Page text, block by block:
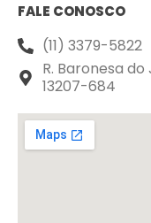
FALE CONOSCO
(11) 3379-5822
R. Baronesa do
13207-684